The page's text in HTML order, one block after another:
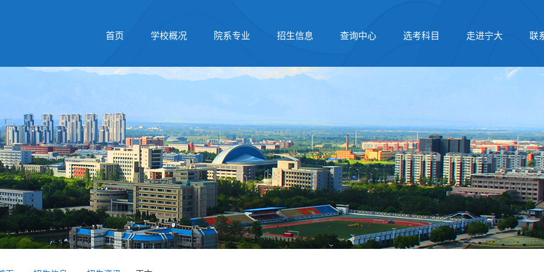
首页 学校概况 院系专业 招生信息 查询中心 选考科目 走进宁大 联